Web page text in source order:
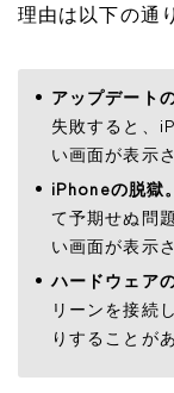
理由は以下の通
アップデート
失敗すると、
い画面が表示
iPhoneの脱獄。
て予期せぬ問
い画面が表示
ハードウェア
リーンを接続
りすることが